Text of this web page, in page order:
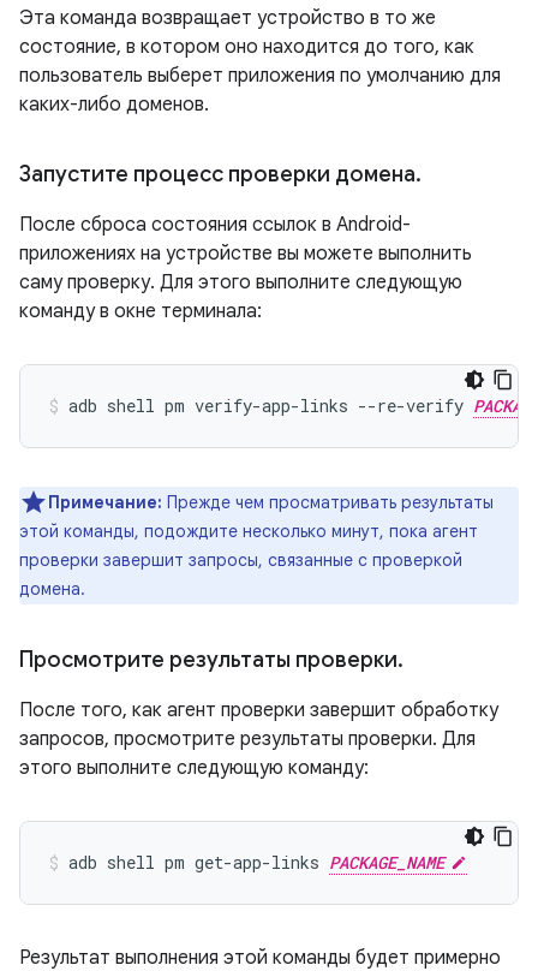
Эта команда возвращает устройство в то же
состояние, в котором оно находится до того, как
пользователь выберет приложения по умолчанию для
каких-либо доменов.
Запустите процесс проверки домена.
После сброса состояния ссылок в Android-
приложениях на устройстве вы можете выполнить
саму проверку. Для этого выполните следующую
команду в окне терминала:
adb shell pm verify-app-links --re-verify
Примечание: Прежде чем просматривать результаты
этой команды, подождите несколько минут, пока агент
проверки завершит запросы, связанные с проверкой
домена.
Просмотрите результаты проверки.
После того, как агент проверки завершит обработку
запросов, просмотрите результаты проверки. Для
этого выполните следующую команду:
adb shell pm get-app-links PACKAGE_NAME
Результат выполнения этой команды будет примерно